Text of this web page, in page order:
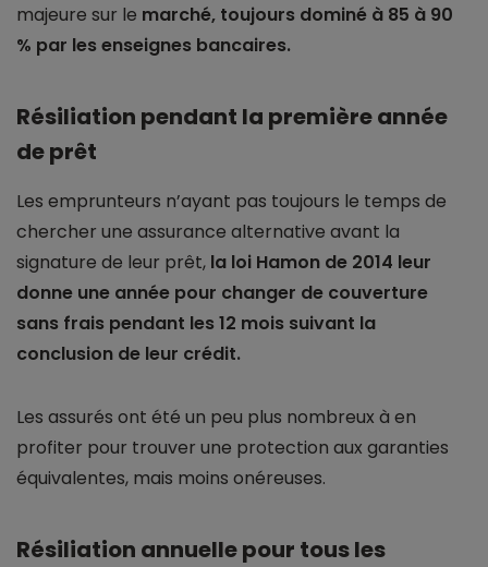
majeure sur le marché, toujours dominé à 85 à 90
% par les enseignes bancaires.
Résiliation pendant la première année
de prêt
Les emprunteurs n’ayant pas toujours le temps de
chercher une assurance alternative avant la
signature de leur prêt, la loi Hamon de 2014 leur
donne une année pour changer de couverture
sans frais pendant les 12 mois suivant la
conclusion de leur crédit.
Les assurés ont été un peu plus nombreux à en
profiter pour trouver une protection aux garanties
équivalentes, mais moins onéreuses.
Résiliation annuelle pour tous les